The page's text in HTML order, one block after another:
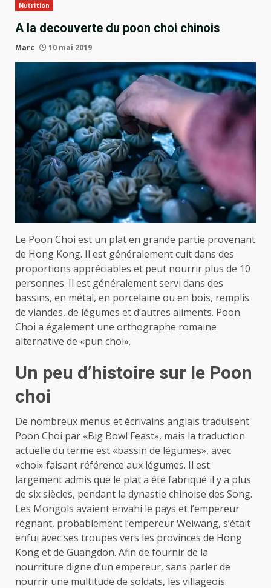
Nutrition
A la decouverte du poon choi chinois
Marc 10 mai 2019
Le Poon Choi est un plat en grande partie provenant
de Hong Kong. Il est généralement cuit dans des
proportions appréciables et peut nourrir plus de 10
personnes. Il est généralement servi dans des
bassins, en métal, en porcelaine ou en bois, remplis
de viandes, de légumes et d’autres aliments. Poon
Choi a également une orthographe romaine
alternative de «pun choi».
Un peu d’histoire sur le Poon
choi
De nombreux menus et écrivains anglais traduisent
Poon Choi par «Big Bowl Feast», mais la traduction
actuelle du terme est «bassin de légumes», avec
«choi» faisant référence aux légumes. Il est
largement admis que le plat a été fabriqué il y a plus
de six siècles, pendant la dynastie chinoise des Song.
Les Mongols avaient envahi le pays et l’empereur
régnant, probablement l’empereur Weiwang, s’était
enfui avec ses troupes vers les provinces de Hong
Kong et de Guangdon. Afin de fournir de la
nourriture digne d’un empereur, sans parler de
nourrir une multitude de soldats, les villageois